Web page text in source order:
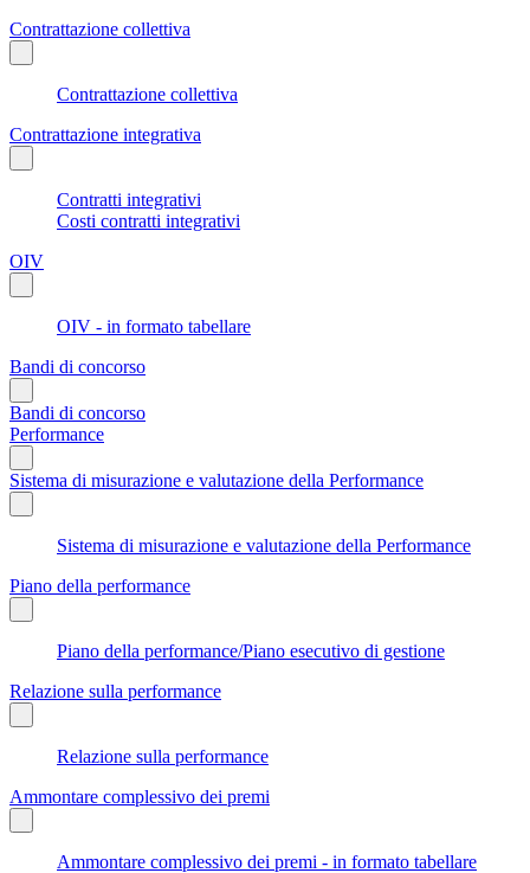
Contrattazione collettiva
Contrattazione collettiva
Contrattazione integrativa
Contratti integrativi
Costi contratti integrativi
OIV
OIV - in formato tabellare
Bandi di concorso
Bandi di concorso
Performance
Sistema di misurazione e valutazione della Performance
Sistema di misurazione e valutazione della Performance
Piano della performance
Piano della performance/Piano esecutivo di gestione
Relazione sulla performance
Relazione sulla performance
Ammontare complessivo dei premi
Ammontare complessivo dei premi - in formato tabellare